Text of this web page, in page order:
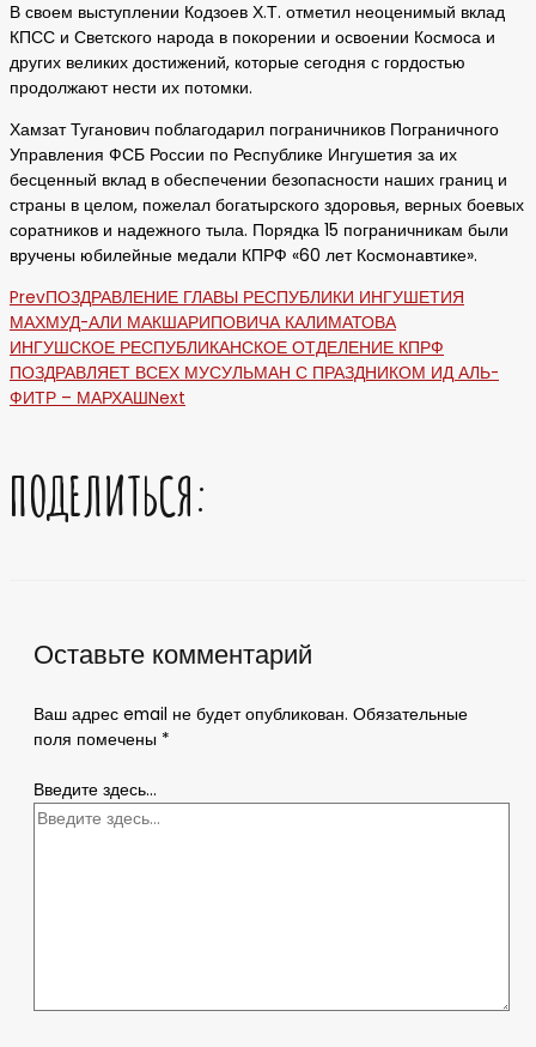
В своем выступлении Кодзоев Х.Т. отметил неоценимый вклад
КПСС и Светского народа в покорении и освоении Космоса и
других великих достижений, которые сегодня с гордостью
продолжают нести их потомки.
Хамзат Туганович поблагодарил пограничников Пограничного
Управления ФСБ России по Республике Ингушетия за их
бесценный вклад в обеспечении безопасности наших границ и
страны в целом, пожелал богатырского здоровья, верных боевых
соратников и надежного тыла. Порядка 15 пограничникам были
вручены юбилейные медали КПРФ «60 лет Космонавтике».
PrevПОЗДРАВЛЕНИЕ ГЛАВЫ РЕСПУБЛИКИ ИНГУШЕТИЯ
МАХМУД-АЛИ МАКШАРИПОВИЧА КАЛИМАТОВА
ИНГУШСКОЕ РЕСПУБЛИКАНСКОЕ ОТДЕЛЕНИЕ КПРФ
ПОЗДРАВЛЯЕТ ВСЕХ МУСУЛЬМАН С ПРАЗДНИКОМ ИД АЛЬ-
ФИТР – МАРХАШNext
ПОДЕЛИТЬСЯ:
Оставьте комментарий
Ваш адрес email не будет опубликован. Обязательные
поля помечены *
Введите здесь...